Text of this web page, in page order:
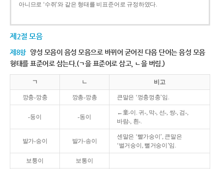
아니므로 ‘수쥐’와 같은 형태를 비표준어로 규정하였다.
제2절 모음
제8항 양성 모음이 음성 모음으로 바뀌어 굳어진 다음 단어는 음성 모음
형태를 표준어로 삼는다.(ㄱ을 표준어로 삼고, ㄴ을 버림.)
ㄱ ㄴ 비고
깡충-깡충 깡총-깡총 큰말은 ‘껑충껑충’임.
-둥이 -동이
←童-이. 귀-, 막-, 선-, 쌍-, 검-,
바람-, 흰-.
발가-숭이 발가-송이
센말은 ‘빨가숭이’, 큰말은
‘벌거숭이, 뻘거숭이’임.
보퉁이 보통이